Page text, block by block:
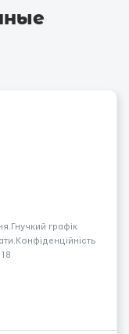
графік
вас зацікавила
...